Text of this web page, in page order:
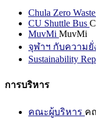
Chula Zero Waste
CU Shuttle Bus
MuvMi MuvMi
จุฬาฯ กับความยั่
Sustainability
การบริหาร
คณะผู้บริหาร ค